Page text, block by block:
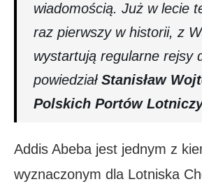
wiadomością. Już w lecie
raz pierwszy w historii, z
wystartują regularne rejsy
powiedział Stanisław
Polskich Portów
Addis Abeba jest jednym z
wyznaczonym dla Lotniska